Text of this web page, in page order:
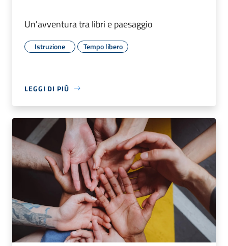
Un'avventura tra libri e paesaggio
Istruzione Tempo libero
LEGGI DI PIÙ